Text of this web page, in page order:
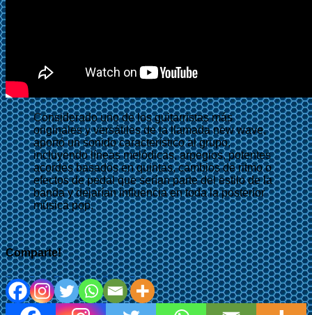
Considerado uno de los guitarristas más
originales y versátiles de la llamada new wave,
aportó un sonido característico al grupo,
incluyendo líneas melódicas, arpegios, potentes
acordes basados en quintas, cambios de ritmo o
efectos de pedal que serían parte del estilo de la
banda y dejarían influencia en toda la posterior
música pop.
Comparte!